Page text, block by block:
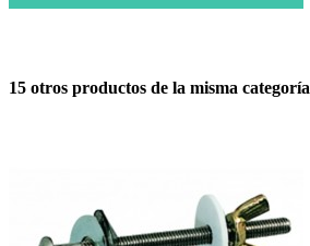
15 otros productos de la misma categoría